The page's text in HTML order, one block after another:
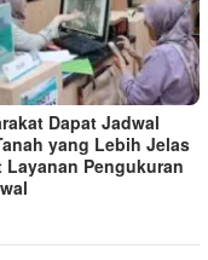
Dapat Jadwal
yang Lebih Jelas
Layanan Pengukuran